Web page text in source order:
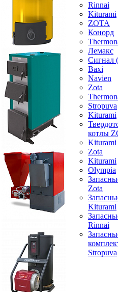
Rinnai
Kiturami
ZOTA
Конорд
Лемакс
Baxi
Navien
Zota
Stropuva
Kiturami
котлы
Kiturami
Zota
Kiturami
Olympia
Zota
Kiturami
Rinnai
Stropuva